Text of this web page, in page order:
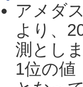
アメダ
より、
測とし
1位の値